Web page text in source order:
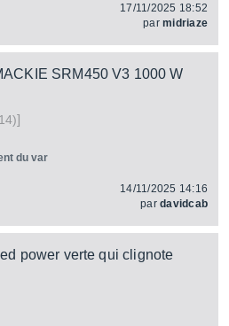
17/11/2025 18:52
parmidriaze
SRM450 V3 1000 W
]
du var
14/11/2025 14:16
pardavidcab
power verte qui clignote